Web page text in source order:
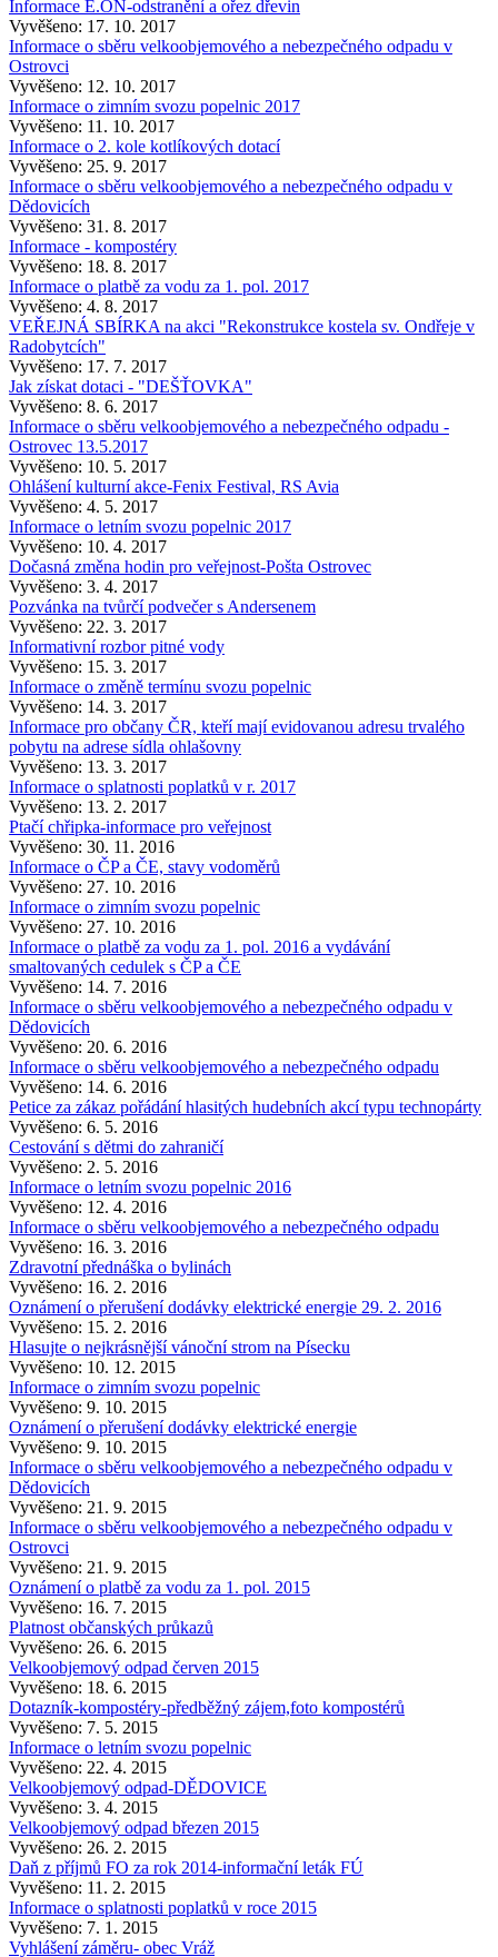
Informace E.ON-odstranění a ořez dřevin
Vyvěšeno: 17. 10. 2017
Informace o sběru velkoobjemového a nebezpečného odpadu v
Ostrovci
Vyvěšeno: 12. 10. 2017
Informace o zimním svozu popelnic 2017
Vyvěšeno: 11. 10. 2017
Informace o 2. kole kotlíkových dotací
Vyvěšeno: 25. 9. 2017
Informace o sběru velkoobjemového a nebezpečného odpadu v
Dědovicích
Vyvěšeno: 31. 8. 2017
Informace - kompostéry
Vyvěšeno: 18. 8. 2017
Informace o platbě za vodu za 1. pol. 2017
Vyvěšeno: 4. 8. 2017
VEŘEJNÁ SBÍRKA na akci "Rekonstrukce kostela sv. Ondřeje v
Radobytcích"
Vyvěšeno: 17. 7. 2017
Jak získat dotaci - "DEŠŤOVKA"
Vyvěšeno: 8. 6. 2017
Informace o sběru velkoobjemového a nebezpečného odpadu -
Ostrovec 13.5.2017
Vyvěšeno: 10. 5. 2017
Ohlášení kulturní akce-Fenix Festival, RS Avia
Vyvěšeno: 4. 5. 2017
Informace o letním svozu popelnic 2017
Vyvěšeno: 10. 4. 2017
Dočasná změna hodin pro veřejnost-Pošta Ostrovec
Vyvěšeno: 3. 4. 2017
Pozvánka na tvůrčí podvečer s Andersenem
Vyvěšeno: 22. 3. 2017
Informativní rozbor pitné vody
Vyvěšeno: 15. 3. 2017
Informace o změně termínu svozu popelnic
Vyvěšeno: 14. 3. 2017
Informace pro občany ČR, kteří mají evidovanou adresu trvalého
pobytu na adrese sídla ohlašovny
Vyvěšeno: 13. 3. 2017
Informace o splatnosti poplatků v r. 2017
Vyvěšeno: 13. 2. 2017
Ptačí chřipka-informace pro veřejnost
Vyvěšeno: 30. 11. 2016
Informace o ČP a ČE, stavy vodoměrů
Vyvěšeno: 27. 10. 2016
Informace o zimním svozu popelnic
Vyvěšeno: 27. 10. 2016
Informace o platbě za vodu za 1. pol. 2016 a vydávání
smaltovaných cedulek s ČP a ČE
Vyvěšeno: 14. 7. 2016
Informace o sběru velkoobjemového a nebezpečného odpadu v
Dědovicích
Vyvěšeno: 20. 6. 2016
Informace o sběru velkoobjemového a nebezpečného odpadu
Vyvěšeno: 14. 6. 2016
Petice za zákaz pořádání hlasitých hudebních akcí typu technopárty
Vyvěšeno: 6. 5. 2016
Cestování s dětmi do zahraničí
Vyvěšeno: 2. 5. 2016
Informace o letním svozu popelnic 2016
Vyvěšeno: 12. 4. 2016
Informace o sběru velkoobjemového a nebezpečného odpadu
Vyvěšeno: 16. 3. 2016
Zdravotní přednáška o bylinách
Vyvěšeno: 16. 2. 2016
Oznámení o přerušení dodávky elektrické energie 29. 2. 2016
Vyvěšeno: 15. 2. 2016
Hlasujte o nejkrásnější vánoční strom na Písecku
Vyvěšeno: 10. 12. 2015
Informace o zimním svozu popelnic
Vyvěšeno: 9. 10. 2015
Oznámení o přerušení dodávky elektrické energie
Vyvěšeno: 9. 10. 2015
Informace o sběru velkoobjemového a nebezpečného odpadu v
Dědovicích
Vyvěšeno: 21. 9. 2015
Informace o sběru velkoobjemového a nebezpečného odpadu v
Ostrovci
Vyvěšeno: 21. 9. 2015
Oznámení o platbě za vodu za 1. pol. 2015
Vyvěšeno: 16. 7. 2015
Platnost občanských průkazů
Vyvěšeno: 26. 6. 2015
Velkoobjemový odpad červen 2015
Vyvěšeno: 18. 6. 2015
Dotazník-kompostéry-předběžný zájem,foto kompostérů
Vyvěšeno: 7. 5. 2015
Informace o letním svozu popelnic
Vyvěšeno: 22. 4. 2015
Velkoobjemový odpad-DĚDOVICE
Vyvěšeno: 3. 4. 2015
Velkoobjemový odpad březen 2015
Vyvěšeno: 26. 2. 2015
Daň z příjmů FO za rok 2014-informační leták FÚ
Vyvěšeno: 11. 2. 2015
Informace o splatnosti poplatků v roce 2015
Vyvěšeno: 7. 1. 2015
Vyhlášení záměru- obec Vráž